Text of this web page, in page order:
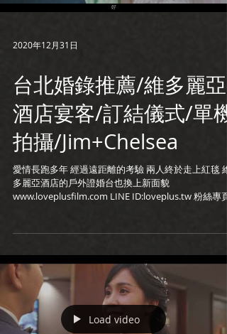
2020年12月31日
台北婚錄推薦/維多麗亞
酒店宴客/訂結儀式/單機
拍攝/Jim+Chelsea
愛情長跑多年 經過遠距離的考驗 兩人終於走上紅毯 維
多麗亞酒店的戶外證婚台也換上新面貌
www.loveplusfilm.com LINE ID:loveplus.tw 粉絲專頁
Load video